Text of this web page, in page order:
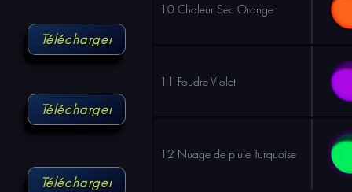
10 Chaleur Sec Orange
11 Foudre Violet
12 Nuage de pluie Turquoise
Télécharger
Télécharger
Télécharger